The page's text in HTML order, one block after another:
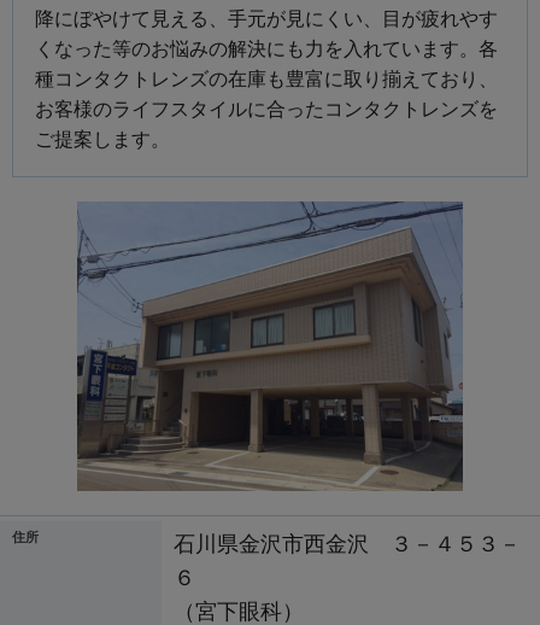
降にぼやけて見える、手元が見にくい、目が疲れやす
くなった等のお悩みの解決にも力を入れています。各
種コンタクトレンズの在庫も豊富に取り揃えており、
お客様のライフスタイルに合ったコンタクトレンズを
ご提案します。
住所
石川県金沢市西金沢 ３－４５３－
６
（宮下眼科）